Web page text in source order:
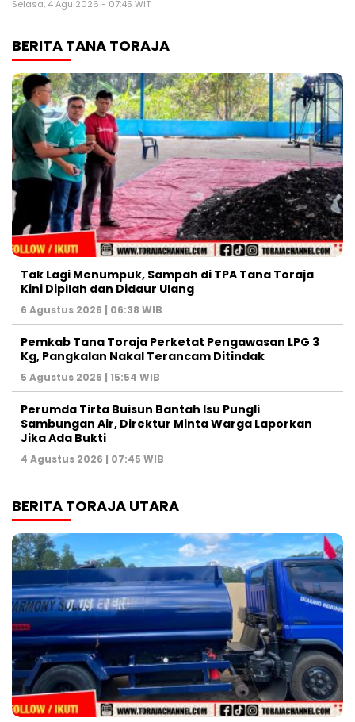
Selasa, 4 Agu 2026 - 07:45 WIT
BERITA TANA TORAJA
Tak Lagi Menumpuk, Sampah di TPA Tana Toraja
Kini Dipilah dan Didaur Ulang
6 Agustus 2026 | 06:38 WIB
Pemkab Tana Toraja Perketat Pengawasan LPG 3
Kg, Pangkalan Nakal Terancam Ditindak
5 Agustus 2026 | 15:54 WIB
Perumda Tirta Buisun Bantah Isu Pungli
Sambungan Air, Direktur Minta Warga Laporkan
Jika Ada Bukti
4 Agustus 2026 | 07:45 WIB
BERITA TORAJA UTARA